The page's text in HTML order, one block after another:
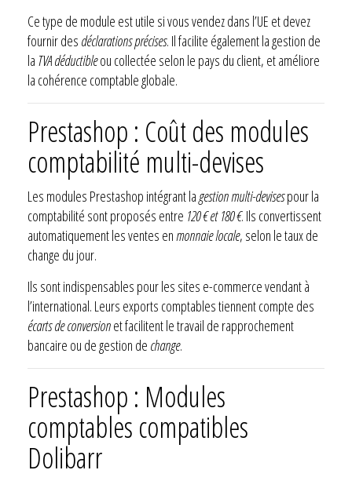
Ce type de module est utile si vous vendez dans l’UE et devez
fournir des déclarations précises. Il facilite également la gestion de
la TVA déductibleou collectée selon le pays du client, et améliore
la cohérence comptable globale.
Prestashop : Coût des modules
comptabilité multi-devises
Les modules Prestashop intégrant la gestion multi-devisespour la
comptabilité sont proposés entre 120 € et 180 €. Ils convertissent
automatiquement les ventes en monnaie locale, selon le taux de
change du jour.
Ils sont indispensables pour les sites e-commerce vendant à
l’international. Leurs exports comptables tiennent compte des
écarts de conversionet facilitent le travail de rapprochement
bancaire ou de gestion de change.
Prestashop : Modules
comptables compatibles
Dolibarr